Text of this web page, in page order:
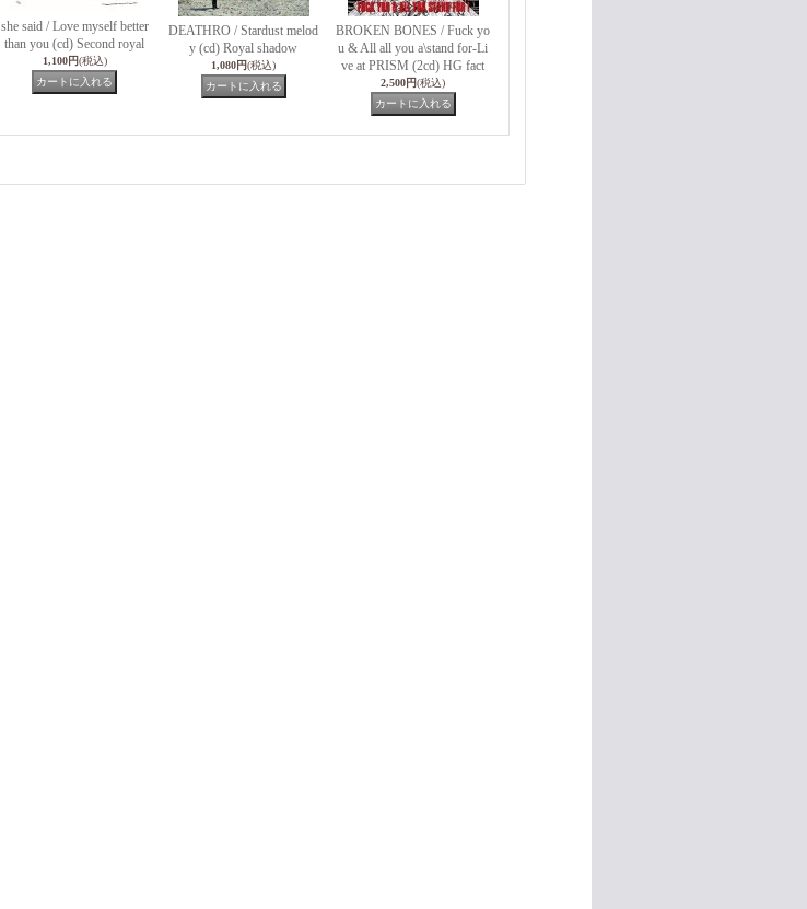
she said / Love myself better
than you (cd) Second royal
1,100円(税込)
DEATHRO / Stardust melod
y (cd) Royal shadow
1,080円(税込)
BROKEN BONES / Fuck yo
u & All all you a\stand for-Li
ve at PRISM (2cd) HG fact
2,500円(税込)